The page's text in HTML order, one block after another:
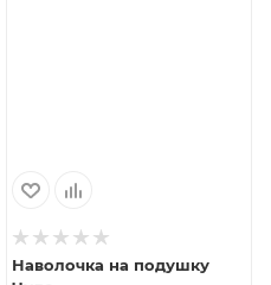
Наволочка на подушку